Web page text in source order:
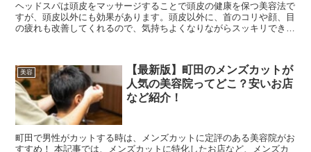
ヘッドスパは頭皮をマッサージすることで頭皮の健康を保つ美容法で
すが、頭皮以外にも効果があります。頭皮以外に、首のコリや顔、目
の疲れも改善してくれるので、気持ちよくなりながらスッキリできま
美容
【最新版】町田のメンズカットが
人気の美容院ってどこ？安いお店
など紹介！
町田で男性がカットする時は、メンズカットに定評のある美容院がお
すすめ！ 本記事では、メンズカットに特化したお店など、メンズカ